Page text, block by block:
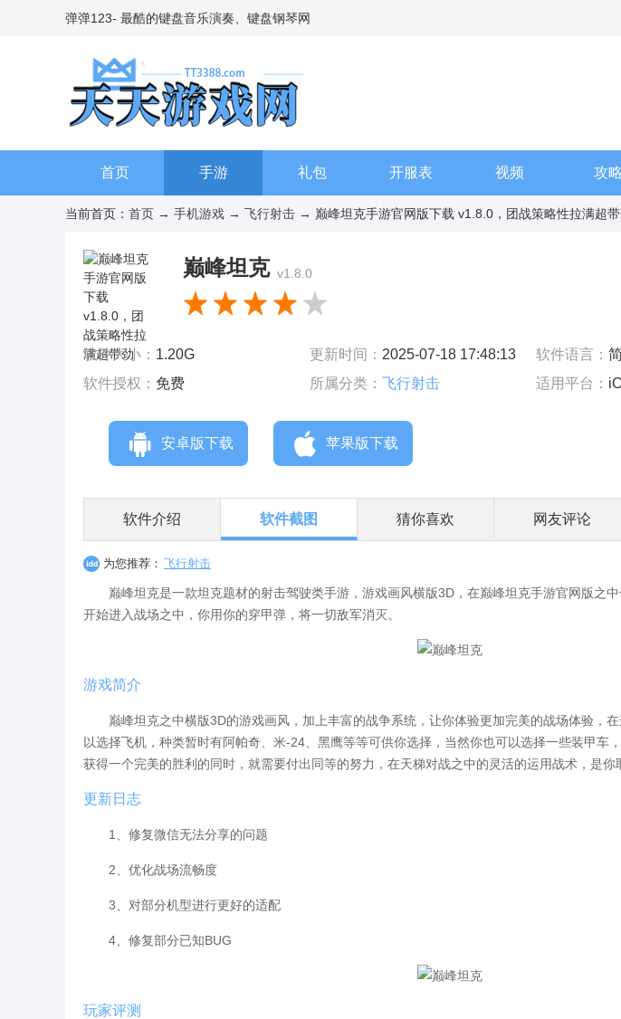
弹弹123- 最酷的键盘音乐演奏、键盘钢琴网
首页 手游 礼包 开服表 视频 攻略
当前首页： 首页 → 手机游戏 → 飞行射击 → 巅峰坦克手游官网版下载 v1.8.0，团战策略性拉满超
巅峰坦克 v1.8.0
软件大小： 1.20G 更新时间： 2025-07-18 17:48:13 软件语言：
软件授权： 免费 所属分类： 飞行射击 适用平台：
安卓版下载 苹果版下载
软件介绍 软件截图 猜你喜欢 网友评论
为您推荐： 飞行射击
巅峰坦克是一款坦克题材的射击驾驶类手游，游戏画风横版3D，在巅峰坦克手游官网版之中
开始进入战场之中，你用你的穿甲弹，将一切敌军消灭。
游戏简介
巅峰坦克之中横版3D的游戏画风，加上丰富的战争系统，让你体验更加完美的战场体验，
以选择飞机，种类暂时有阿帕奇、米-24、黑鹰等等可供你选择，当然你也可以选择一些装甲车
获得一个完美的胜利的同时，就需要付出同等的努力，在天梯对战之中的灵活的运用战术，是你
更新日志
1、修复微信无法分享的问题
2、优化战场流畅度
3、对部分机型进行更好的适配
4、修复部分已知BUG
玩家评测